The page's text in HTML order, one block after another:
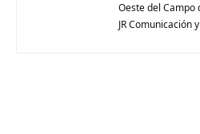
Oeste del Campo
JR Comunicación